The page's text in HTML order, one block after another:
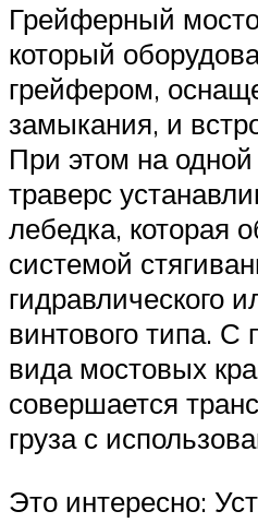
Грейферный
который
грейфером,
замыкания, и
При этом на одной
траверс
лебедка, которая
системой
гидравлического
винтового типа. С
вида мостовых
совершается
груза с
Это интересно: